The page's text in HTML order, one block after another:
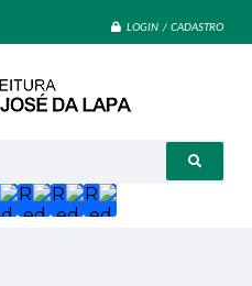
LOGIN / CADASTRO